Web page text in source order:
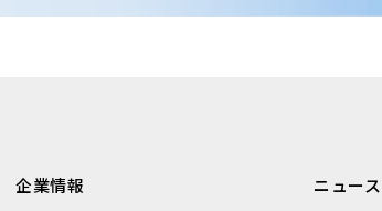
企業情報 ニュース